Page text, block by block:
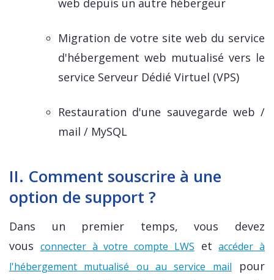
web depuis un autre hébergeur
Migration de votre site web du service
d'hébergement web mutualisé vers le
service Serveur Dédié Virtuel (VPS)
Restauration d'une sauvegarde web /
mail / MySQL
II. Comment souscrire à une
option de support ?
Dans un premier temps, vous devez
vous connecter à votre compte LWS etaccéder à
l'hébergement mutualisé ou au service mail pour